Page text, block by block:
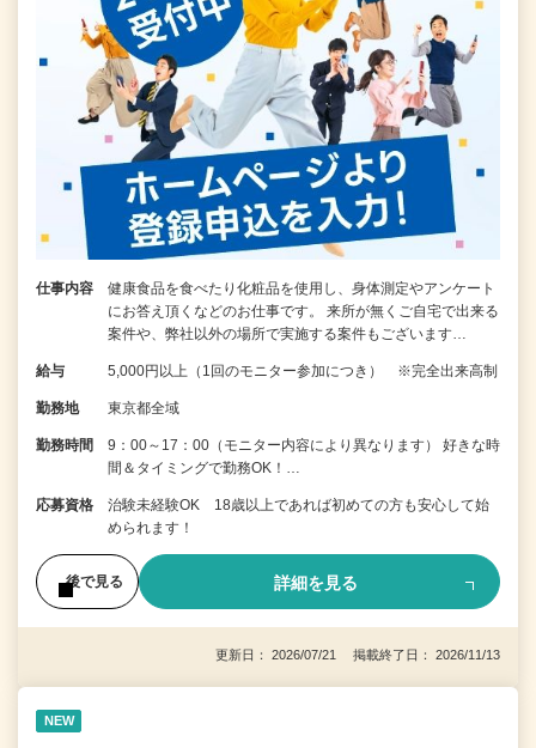
仕事内容
健康食品を食べたり化粧品を使用し、身体測定やアンケート
にお答え頂くなどのお仕事です。 来所が無くご自宅で出来る
案件や、弊社以外の場所で実施する案件もございます…
給与 5,000円以上（1回のモニター参加につき） ※完全出来高制
勤務地 東京都全域
勤務時間
9：00～17：00（モニター内容により異なります） 好きな時
間＆タイミングで勤務OK！…
応募資格
治験未経験OK 18歳以上であれば初めての方も安心して始
められます！
後で見る 詳細を見る
更新日： 2026/07/21 掲載終了日： 2026/11/13
NEW